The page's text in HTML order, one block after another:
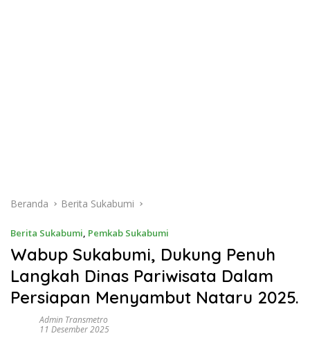
Beranda Berita Sukabumi
Berita Sukabumi, Pemkab Sukabumi
Wabup Sukabumi, Dukung Penuh
Langkah Dinas Pariwisata Dalam
Persiapan Menyambut Nataru 2025.
Admin Transmetro
11 Desember 2025